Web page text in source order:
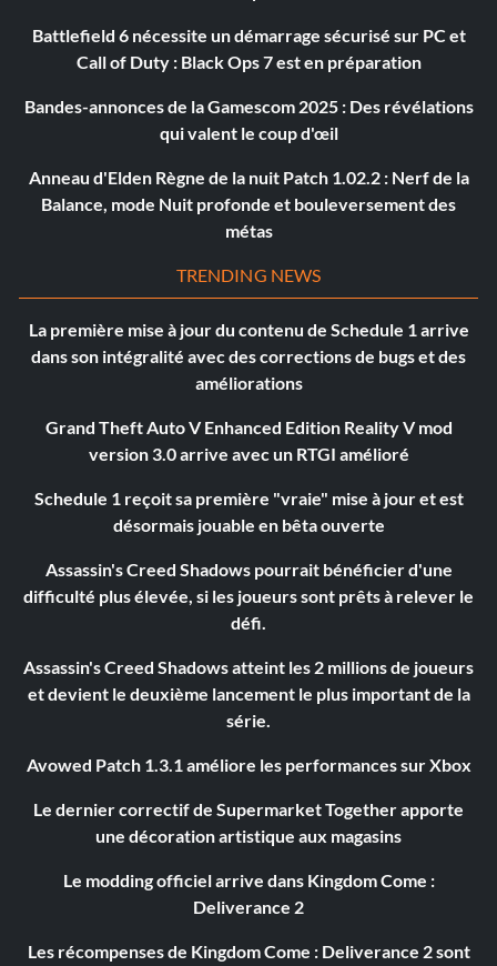
Battlefield 6 nécessite un démarrage sécurisé sur PC et
Call of Duty : Black Ops 7 est en préparation
Bandes-annonces de la Gamescom 2025 : Des révélations
qui valent le coup d'œil
Anneau d'Elden Règne de la nuit Patch 1.02.2 : Nerf de la
Balance, mode Nuit profonde et bouleversement des
métas
TRENDING NEWS
La première mise à jour du contenu de Schedule 1 arrive
dans son intégralité avec des corrections de bugs et des
améliorations
Grand Theft Auto V Enhanced Edition Reality V mod
version 3.0 arrive avec un RTGI amélioré
Schedule 1 reçoit sa première "vraie" mise à jour et est
désormais jouable en bêta ouverte
Assassin's Creed Shadows pourrait bénéficier d'une
difficulté plus élevée, si les joueurs sont prêts à relever le
défi.
Assassin's Creed Shadows atteint les 2 millions de joueurs
et devient le deuxième lancement le plus important de la
série.
Avowed Patch 1.3.1 améliore les performances sur Xbox
Le dernier correctif de Supermarket Together apporte
une décoration artistique aux magasins
Le modding officiel arrive dans Kingdom Come :
Deliverance 2
Les récompenses de Kingdom Come : Deliverance 2 sont